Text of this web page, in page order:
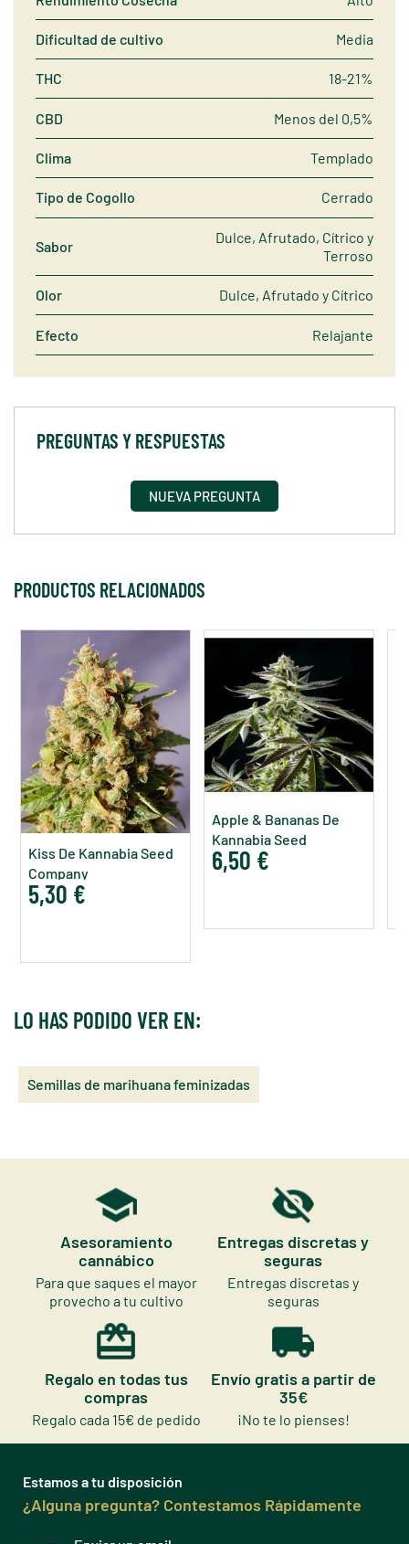
Dificultad de cultivo Media
THC 18-21%
CBD Menos del 0,5%
Clima Templado
Tipo de Cogollo Cerrado
Sabor
Dulce, Afrutado, Cítrico y
Terroso
Olor Dulce, Afrutado y Cítrico
Efecto Relajante
PREGUNTAS Y RESPUESTAS
NUEVA PREGUNTA
PRODUCTOS RELACIONADOS
Kiss De Kannabia Seed
Company
5,30 €
Apple & Bananas De
Kannabia Seed
Company
6,50 €
LO HAS PODIDO VER EN:
Semillas de marihuana feminizadas
Asesoramiento
cannábico
Para que saques el mayor
provecho a tu cultivo
Entregas discretas y
seguras
Entregas discretas y
seguras
Regalo en todas tus
compras
Regalo cada 15€ de pedido
Envío gratis a partir de
35€
¡No te lo pienses!
Estamos a tu disposición
¿Alguna pregunta? Contestamos Rápidamente